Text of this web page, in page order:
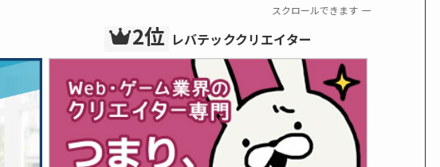
スクロールできます
2位 レバテッククリエイター